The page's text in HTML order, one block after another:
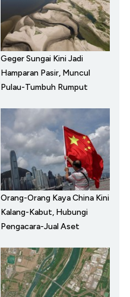
Geger Sungai Kini Jadi
Hamparan Pasir, Muncul
Pulau-Tumbuh Rumput
Orang-Orang Kaya China Kini
Kalang-Kabut, Hubungi
Pengacara-Jual Aset